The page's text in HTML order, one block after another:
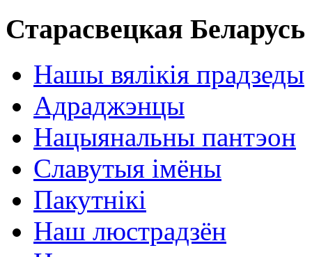
Старасвецкая Беларусь
Нашы вялікія прадзеды
Адраджэнцы
Нацыянальны пантэон
Славутыя імёны
Пакутнікі
Наш люстрадзён